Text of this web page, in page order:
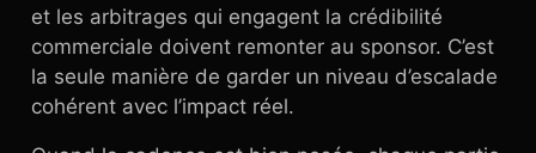
et les arbitrages qui engagent la crédibilité
commerciale doivent remonter au sponsor. C’est
la seule manière de garder un niveau d’escalade
cohérent avec l’impact réel.